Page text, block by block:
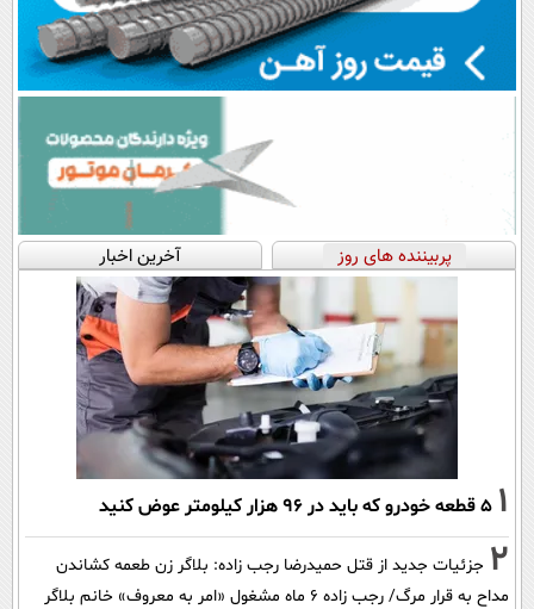
پربیننده های روز آخرین اخبار
1 ۵ قطعه خودرو که باید در ۹۶ هزار کیلومتر عوض کنید
2 جزئیات جدید از قتل حمیدرضا رجب زاده: بلاگر زن طعمه کشاندن
مداح به قرار مرگ/ رجب زاده 6 ماه مشغول «امر به معروف» خانم بلاگر